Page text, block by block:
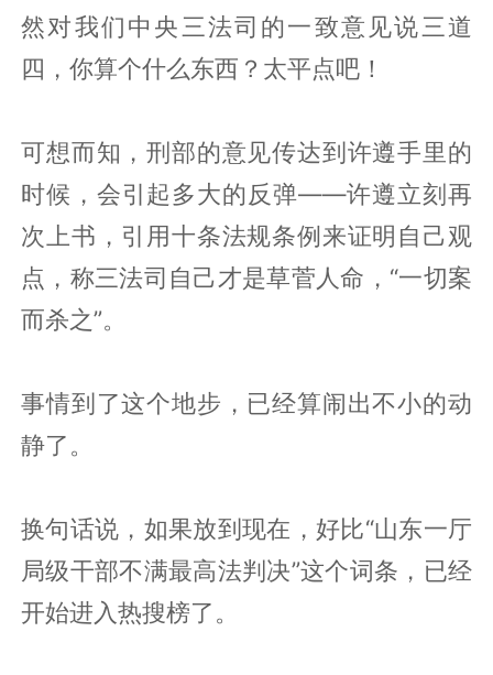
然对我们中央三法司的一致意见说三道
四，你算个什么东西？太平点吧！
可想而知，刑部的意见传达到许遵手里的
时候，会引起多大的反弹——许遵立刻再
次上书，引用十条法规条例来证明自己观
点，称三法司自己才是草菅人命，“一切案
而杀之”。
事情到了这个地步，已经算闹出不小的动
静了。
换句话说，如果放到现在，好比“山东一厅
局级干部不满最高法判决”这个词条，已经
开始进入热搜榜了。